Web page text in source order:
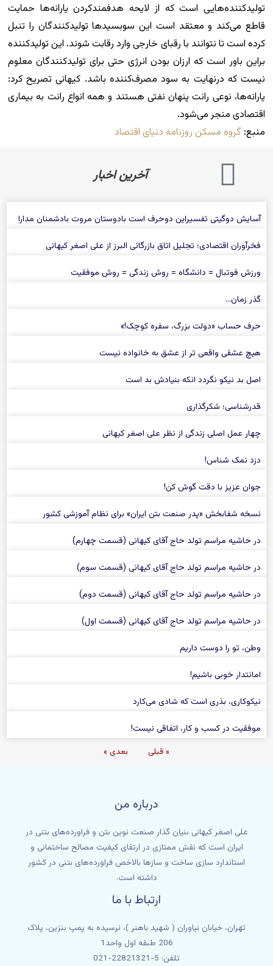
تولیدکننده‌هایی است که از لایحه هدفمندکردن یارانه‌ها حمایت
قاطع می‌کند و معتقد است این سوبسیدها تولیدکنندگان را تنبل
کرده است تا نتوانند با رقبای خارجی وارد رقابت شوند. این تولیدکننده
براین باور است که ارزان بودن انرژی حتی برای تولیدکنندگان معلوم
نیست که درنهایت به سود مصرف‌کننده باشد. کیهانی تصریح کرد:
یارانه‌ها، نوعی رانت پنهان نفتی هستند و همه انواع رانت به بیماری
اقتصادی منجر می‌شود.
منبع: گروه مسکن روزنامه دنیای اقتصاد
آخرین اخبار
آسایش دوگیتی تفسیراین دوحرف است بادوستان مروت بادشمنان مدارا
فخرآوران اقتصادی؛ تجلیل اتاق بازرگانی البرز از علی‌ اصغر کیهانی
ورزش فوتبال = دانشگاه = روش زندگی = روش موفقیت
گذر زمان…
حرف حساب «دولت بزرگ، سفره كوچک!»
هیچ عشقی واقعی تر از عشق به خانواده نیست
اصل بد نیکو نگردد انکه بنیادش بد است
قدرشناسی؛ شکرگذاری
چهار عمل اصلی زندگی از نظر علی اصغر کیهانی
دزد نمک شناس!
جوان عزیز با دقت گوش کن!
نسخه شفابخش «پدر صنعت بتن ایران» برای نظام آموزشی کشور
در حاشیه مراسم تولد حاج آقای کیهانی (قسمت چهارم)
در حاشیه مراسم تولد حاج آقای کیهانی (قسمت سوم)
در حاشیه مراسم تولد حاج آقای کیهانی (قسمت دوم)
در حاشیه مراسم تولد حاج آقای کیهانی (قسمت اول)
وطن، تو را دوست داریم
امانتدار خوبی باشیم!
نیکوکاری، بذری است که شادی می‌کارد
موفقیت در کسب و کار، اتفاقی نیست!
« قبلی بعدی »
درباره من
علی اصغر کیهانی بنیان گذار صنعت نوین بتن و فراورده‌های بتنی در
ایران است که نقش ممتازی در ارتقای کیفیت مصالح ساختمانی و
استاندارد سازی ساخت و سازها بالاخص فراورده‌های بتنی در کشور
داشته است.
ارتباط با ما
تهران، خیابان نیاوران ( شهید باهنر )، نرسیده به پمپ بنزین، پلاک
206 طبقه اول واحد1
تلفن: 5-22821321-021